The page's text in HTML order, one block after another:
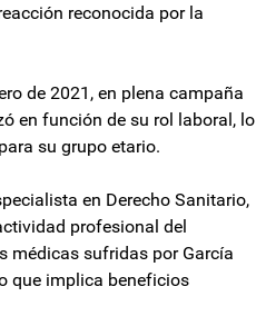
reconocida por la
de 2021, en plena campaña
en función de su rol laboral, lo
su grupo etario.
en Derecho Sanitario,
profesional del
médicas sufridas por García
que implica beneficios